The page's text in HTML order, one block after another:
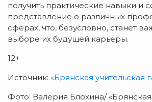
получить практические навыки и
представление о различных
сферах, что, безусловно, станет
выборе их будущей карьеры.
12+
Источник: «Брянская учительская
Фото: Валерия Блохина/ «Брянская